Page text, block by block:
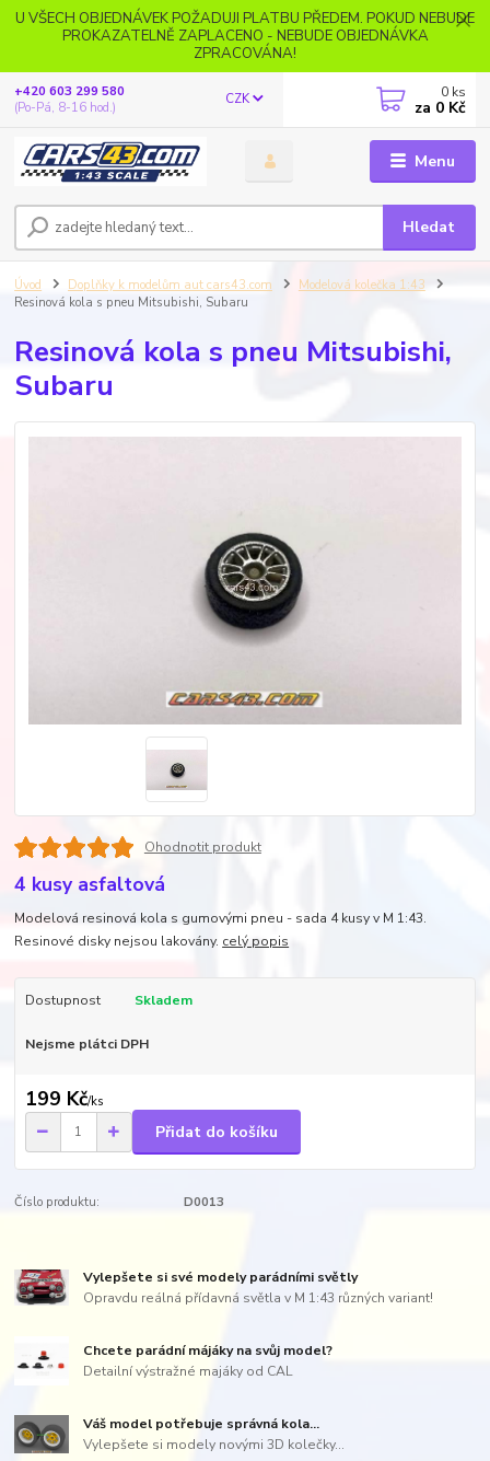
U VŠECH OBJEDNÁVEK POŽADUJI PLATBU PŘEDEM. POKUD NEBUDE
PROKAZATELNĚ ZAPLACENO - NEBUDE OBJEDNÁVKA
ZPRACOVÁNA!
Menu
CZK
Hledat
+420 603 299 580
(Po-Pá, 8-16 hod.)
0 ks
za 0 Kč
Úvod Doplňky k modelům aut cars43.com
Modelová kolečka 1:43
Resinová kola s pneu Mitsubishi, Subaru
Resinová kola s pneu Mitsubishi,
Subaru
Ohodnotit produkt
4 kusy asfaltová
Modelová resinová kola s gumovými pneu - sada 4 kusy v M 1:43.
Resinové disky nejsou lakovány. celý popis
Dostupnost Skladem
Nejsme plátci DPH
199 Kč/ks
Přidat do košíku
Číslo produktu: D0013
Vylepšete si své modely parádními světly
Opravdu reálná přídavná světla v M 1:43 různých variant!
Chcete parádní májáky na svůj model?
Detailní výstražné majáky od CAL
Váš model potřebuje správná kola...
Vylepšete si modely novými 3D kolečky...